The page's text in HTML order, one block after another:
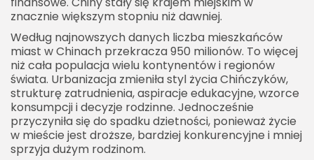
znacznie większym stopniu niż dawniej.
Według najnowszych danych liczba mieszkańców
miast w Chinach przekracza 950 milionów. To więcej
niż cała populacja wielu kontynentów i regionów
świata. Urbanizacja zmieniła styl życia Chińczyków,
strukturę zatrudnienia, aspiracje edukacyjne, wzorce
konsumpcji i decyzje rodzinne. Jednocześnie
przyczyniła się do spadku dzietności, ponieważ życie
w mieście jest droższe, bardziej konkurencyjne i mniej
sprzyja dużym rodzinom.